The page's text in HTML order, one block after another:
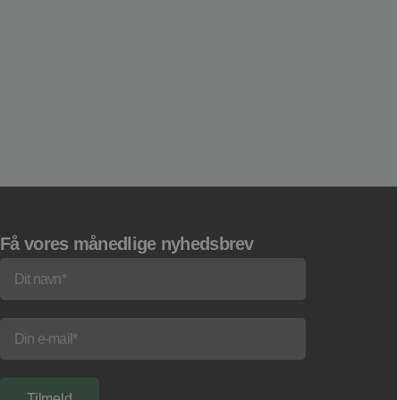
Få vores månedlige nyhedsbrev